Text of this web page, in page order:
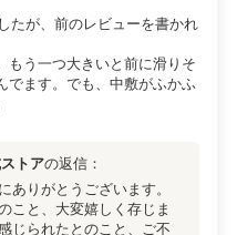
たが、前のレビューを書かれ
もう一つ大きいと前に滑りそ
でます。でも、中敷がふかふ
トアの返信：
ありがとうございます。
こと、大変嬉しく存じま
じられたとのこと、ご不